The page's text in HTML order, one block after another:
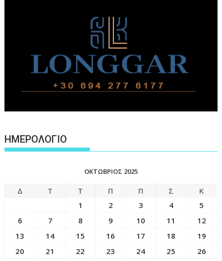
ΗΜΕΡΟΛΟΓΙΟ
ΟΚΤΏΒΡΙΟΣ 2025
Δ Τ Τ Π Π Σ
Κ
1
2 3 4
5
6
7 8 9 10 11
12
13
14 15 16 17 18
19
20
21 22 23 24 25
26